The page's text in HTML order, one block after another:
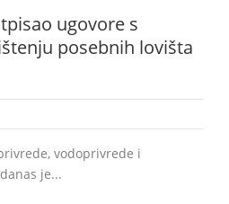
ugovore s
posebnih lovišta
vodoprivrede i
je...